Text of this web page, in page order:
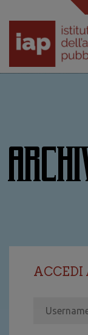
ACCEDI